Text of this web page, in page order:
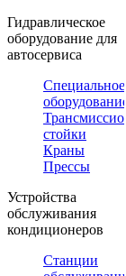
Гидравлическое
оборудование для
автосервиса
Специальное
оборудование
стойки
Краны
Прессы
Устройства
обслуживания
кондиционеров
Станции